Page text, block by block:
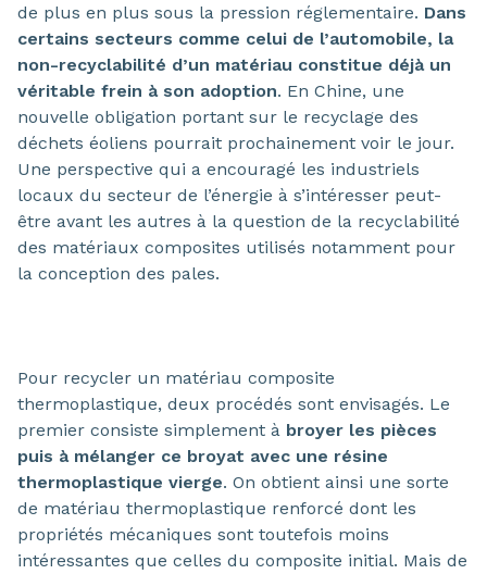
de plus en plus sous la pression réglementaire. Dans
certains secteurs comme celui de l’automobile, la
non-recyclabilité d’un matériau constitue déjà un
véritable frein à son adoption. En Chine, une
nouvelle obligation portant sur le recyclage des
déchets éoliens pourrait prochainement voir le jour.
Une perspective qui a encouragé les industriels
locaux du secteur de l’énergie à s’intéresser peut-
être avant les autres à la question de la recyclabilité
des matériaux composites utilisés notamment pour
la conception des pales.
Pour recycler un matériau composite
thermoplastique, deux procédés sont envisagés. Le
premier consiste simplement à broyer les pièces
puis à mélanger ce broyat avec une résine
thermoplastique vierge. On obtient ainsi une sorte
de matériau thermoplastique renforcé dont les
propriétés mécaniques sont toutefois moins
intéressantes que celles du composite initial. Mais de